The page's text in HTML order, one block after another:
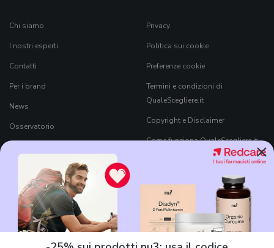
×
Chi siamo
I nostri esperti
Contatti
Per i brand
News
Osservatorio
Black Friday 2026
Privacy
Politica sui cookie
Preferenze cookie
Termini e condizioni di
QualeScegliere.it
Copyright e Disclaimer
Come funziona QualeScegliere.it